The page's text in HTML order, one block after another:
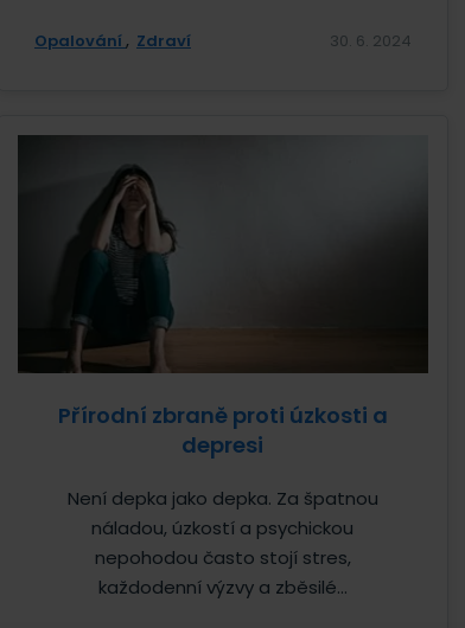
Opalování Zdraví 30. 6. 2024
Přírodní zbraně proti úzkosti a
depresi
Není depka jako depka. Za špatnou
náladou, úzkostí a psychickou
nepohodou často stojí stres,
každodenní výzvy a zběsilé...